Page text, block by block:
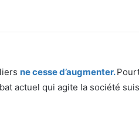
ne cesse d’augmenter.
actuel qui agite la société